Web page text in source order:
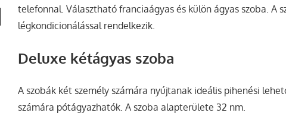
telefonnal. Választható franciaágyas és külön ágyas szoba. A
légkondicionálással rendelkezik.
Deluxe kétágyas szoba
A szobák két személy számára nyújtanak ideális pihenési
számára pótágyazhatók. A szoba alapterülete 32 nm.